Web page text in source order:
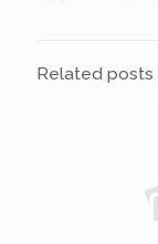
Related posts